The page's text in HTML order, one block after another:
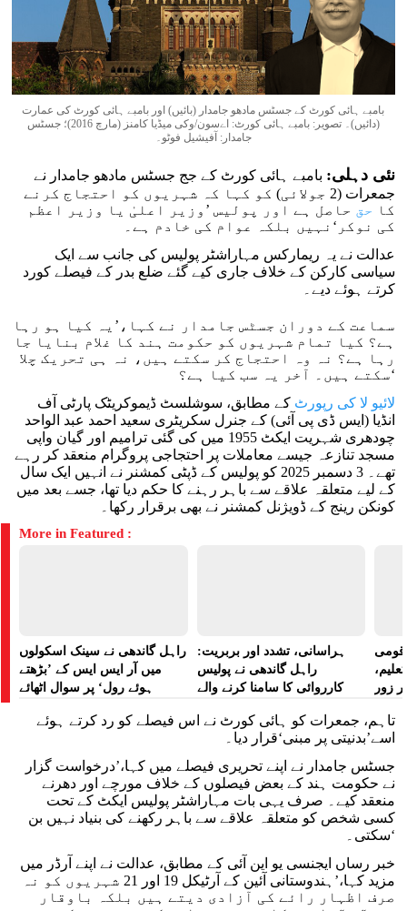
بامبے ہائی کورٹ کے جسٹس مادھو جامدار (بائیں) اور بامبے ہائی کورٹ کی عمارت
(دائیں)۔ تصویر: بامبے ہائی کورٹ: اےسون/وکی میڈیا کامنز (مارچ 2016)؛ جسٹس
جامدار: آفیشیل فوٹو۔
نئی دہلی: بامبے ہائی کورٹ کے جج جسٹس مادھو جامدار نے
جمعرات (2 جولائی) کو کہا کہ شہریوں کو احتجاج کرنے
کا حق حاصل ہے اور پولیس ’وزیر اعلیٰ یا وزیر اعظم
کی نوکر‘نہیں بلکہ عوام کی خادم ہے۔
عدالت نے یہ ریمارکس مہاراشٹر پولیس کی جانب سے ایک
سیاسی کارکن کے خلاف جاری کیے گئے ضلع بدر کے فیصلے کورد
کرتے ہوئے دیے۔
سماعت کے دوران جسٹس جامدار نے کہا،’یہ کیا ہو رہا
ہے؟ کیا تمام شہریوں کو حکومت ہند کا غلام بنایا جا
رہا ہے؟ نہ وہ احتجاج کر سکتے ہیں، نہ ہی تحریک چلا
سکتے ہیں۔ آخر یہ سب کیا ہے؟‘
لائیو لا کی رپورٹ کے مطابق، سوشلسٹ ڈیموکریٹک پارٹی آف
انڈیا (ایس ڈی پی آئی) کے جنرل سکریٹری سعید احمد عبد الواحد
چودھری شہریت ایکٹ 1955 میں کی گئی ترامیم اور گیان واپی
مسجد تنازعہ جیسے معاملات پر احتجاجی پروگرام منعقد کر رہے
تھے۔ 3 دسمبر 2025 کو پولیس کے ڈپٹی کمشنر نے انہیں ایک سال
کے لیے متعلقہ علاقے سے باہر رہنے کا حکم دیا تھا، جسے بعد میں
کونکن رینج کے ڈویژنل کمشنر نے بھی برقرار رکھا۔
More in Featured :
راہل گاندھی نے سینک اسکولوں
میں آر ایس ایس کے ’بڑھتے
ہوئے رول‘ پر سوال اٹھائے
ہراسانی، تشدد اور بربریت:
راہل گاندھی نے پولیس
کارروائی کا سامنا کرنے والے
قومی
زور
تاہم، جمعرات کو ہائی کورٹ نے اس فیصلے کو رد کرتے ہوئے
اسے’بدنیتی پر مبنی‘قرار دیا۔
جسٹس جامدار نے اپنے تحریری فیصلے میں کہا،’درخواست گزار
نے حکومت ہند کے بعض فیصلوں کے خلاف مورچے اور دھرنے
منعقد کیے۔ صرف یہی بات مہاراشٹر پولیس ایکٹ کے تحت
کسی شخص کو متعلقہ علاقے سے باہر رکھنے کی بنیاد نہیں بن
سکتی۔‘
خبر رساں ایجنسی یو این آئی کے مطابق، عدالت نے اپنے آرڈر میں
مزید کہا،’ہندوستانی آئین کے آرٹیکل 19 اور 21 شہریوں کو نہ
صرف اظہار رائے کی آزادی دیتے ہیں بلکہ باوقار